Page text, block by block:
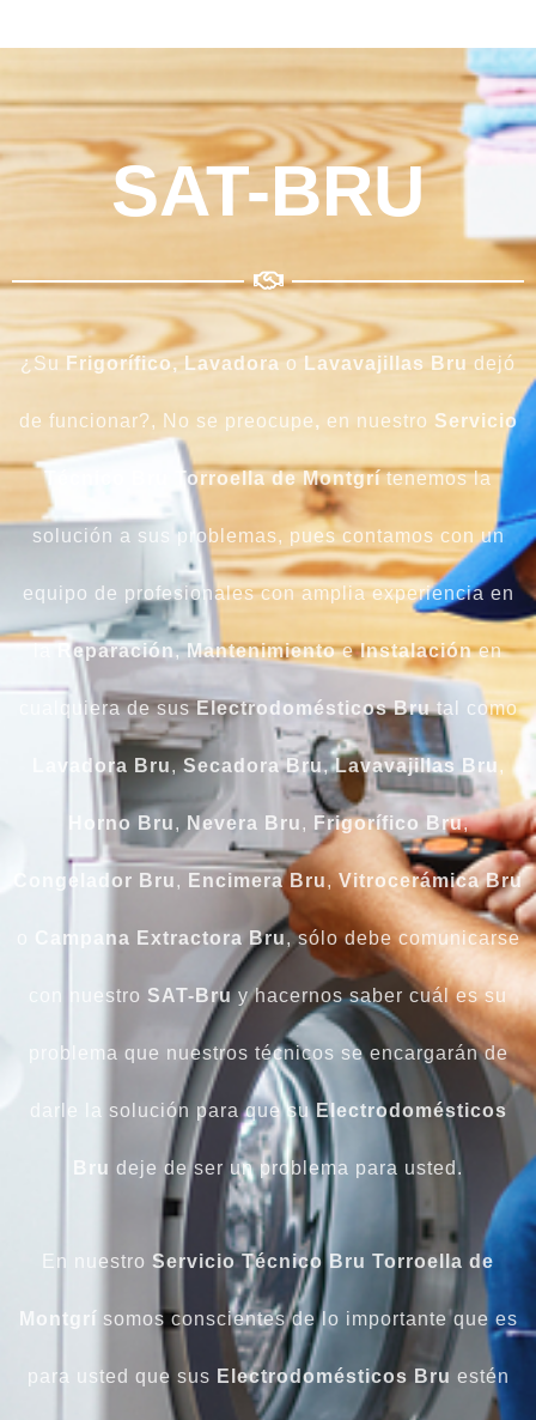
SAT-BRU
¿Su Frigorífico, Lavadora o Lavavajillas Bru dejó
de funcionar?, No se preocupe, en nuestro Servicio
Técnico Bru Torroella de Montgrítenemos la
solución a sus problemas, pues contamos con un
equipo de profesionales con amplia experiencia en
Reparación,MantenimientoeInstalaciónen
cualquiera de sus Electrodomésticos Brutal como
Lavadora Bru,Secadora Bru,Lavavajillas Bru,
Horno Bru, Nevera Bru, Frigorífico Bru,
Congelador Bru, Encimera Bru,Vitrocerámica Bru
Campana Extractora Bru, sólo debe comunicarse
con nuestro SAT-Bruy hacernos saber cuál es su
problema que nuestros técnicos se encargarán de
darle la solución para que suElectrodomésticos
Bru deje de ser un problema para usted.
En nuestro Servicio Técnico Bru Torroella de
Montgrí somos conscientes de lo importante que es
para usted que sus Electrodomésticos Bru estén